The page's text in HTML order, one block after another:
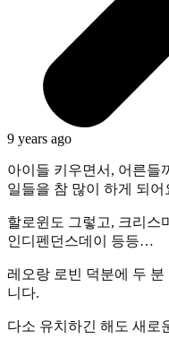
9 years ago
아이들 키우면서, 어른들
일들을 참 많이 하게 되어
할로윈도 그렇고, 크리스
인디펜던스데이 등등…
레오랑 로빈 덕분에 두
니다.
다소 유치하긴 해도 새로